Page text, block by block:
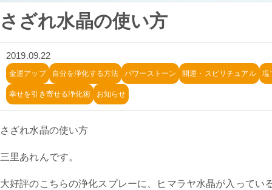
さざれ水晶の使い方
2019.09.22
金運アップ 自分を浄化する方法 パワーストーン 開運・スピリチュアル 塩
幸せを引き寄せる浄化術 お知らせ
さざれ水晶の使い方
三里あれんです。
大好評のこちらの浄化スプレーに、ヒマラヤ水晶が入ってい